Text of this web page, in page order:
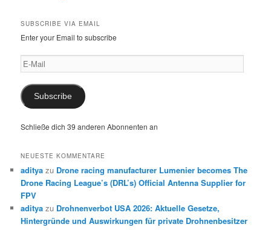
SUBSCRIBE VIA EMAIL
Enter your Email to subscribe
E-
Mail
Subscribe
Schließe dich 39 anderen Abonnenten an
NEUESTE KOMMENTARE
aditya zu Drone racing manufacturer Lumenier becomes The
Drone Racing League’s (DRL’s) Official Antenna Supplier for
FPV
aditya zu Drohnenverbot USA 2026: Aktuelle Gesetze,
Hintergründe und Auswirkungen für private Drohnenbesitzer